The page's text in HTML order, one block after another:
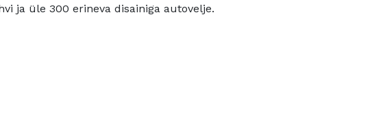
ja üle 300 erineva disainiga autovelje.